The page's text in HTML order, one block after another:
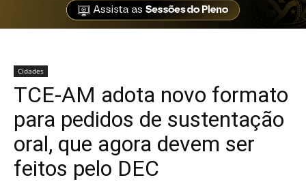
Cidades
TCE-AM adota novo formato
para pedidos de sustentação
oral, que agora devem ser
feitos pelo DEC